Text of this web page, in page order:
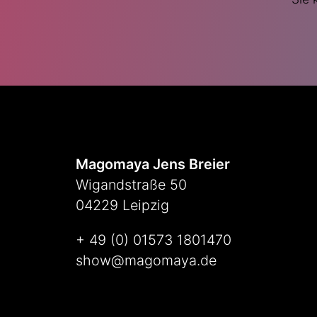
Magomaya Jens Breier
Wigandstraße 50
04229 Leipzig
+ 49 (0) 01573 1801470
show@magomaya.de